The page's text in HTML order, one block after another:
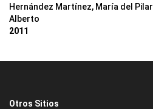
Hernández Martínez, María del Pilar
Alberto
2011
Otros Sitios